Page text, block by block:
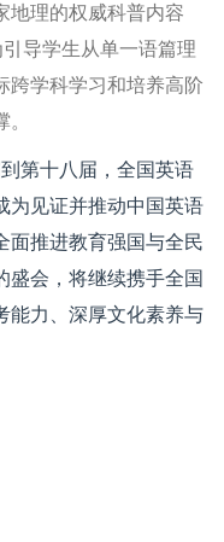
地理的权威科普内容
导学生从单一语篇理
跨学科学习和培养高阶
第十八届，全国英语
为见证并推动中国英语
面推进教育强国与全民
盛会，将继续携手全国
能力、深厚文化素养与